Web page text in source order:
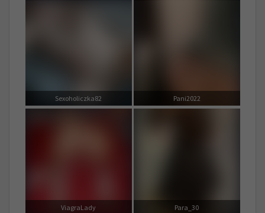
Sexoholiczka82 Pani2022
ViagraLady Para_30